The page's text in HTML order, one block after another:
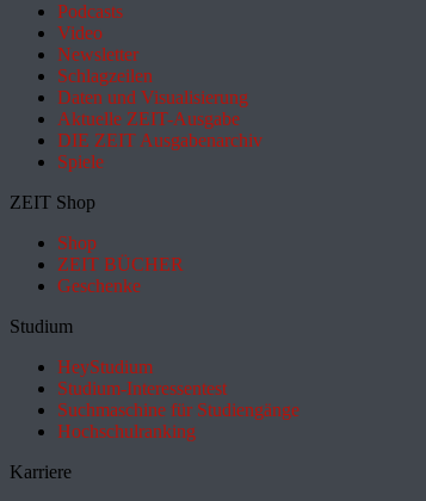
Podcasts
Video
Newsletter
Schlagzeilen
Daten und Visualisierung
Aktuelle ZEIT-Ausgabe
DIE ZEIT Ausgabenarchiv
Spiele
ZEIT Shop
Shop
ZEIT BÜCHER
Geschenke
Studium
HeyStudium
Studium-Interessentest
Suchmaschine für Studiengänge
Hochschulranking
Karriere